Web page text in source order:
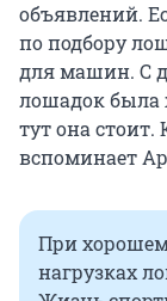
объявлений.
по подбору
для машин. С
лошадок была
тут она стоит.
вспоминает
При
нагрузках